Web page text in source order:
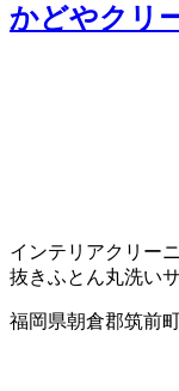
かどやクリ
インテリアクリー
抜きふとん丸洗い
福岡県朝倉郡筑前